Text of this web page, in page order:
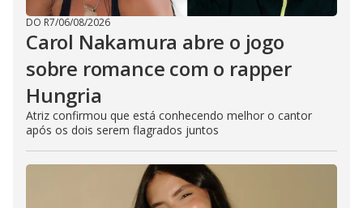
DO R7/06/08/2026
Carol Nakamura abre o jogo
sobre romance com o rapper
Hungria
Atriz confirmou que está conhecendo melhor o cantor
após os dois serem flagrados juntos